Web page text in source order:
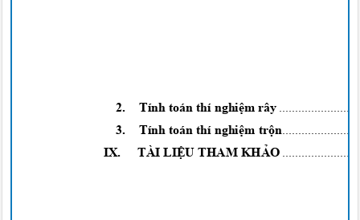
2. Tính toán thí nghiệmrây
3. Tính toán thí nghiệm trộn
IX. TÀI LIỆUTHAMKHẢO